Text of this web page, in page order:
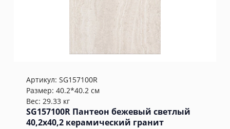
Артикул: SG157100R
Размер: 40.2*40.2 см
Вес: 29.33 кг
SG157100R Пантеон бежевый светлый
40,2x40,2 керамический гранит